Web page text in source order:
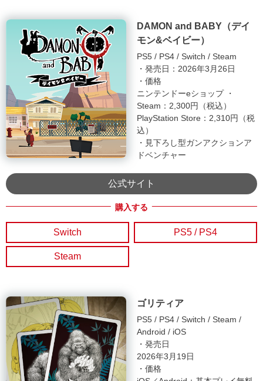
DAMON and BABY（デイ
モン&ベイビー）
PS5 PS4 Switch
Steam
・発売日：2026年3月26日
・価格
ニンテンドーeショップ ・
Steam：2,300円（税込）
PlayStation Store：2,310円（税
込）
・見下ろし型ガンアクションア
ドベンチャー
公式サイト
Switch PS5 / PS4
Steam
ゴリティア
PS5 PS4 Switch
Steam
Android
iOS
・発売日
2026年3月19日
・価格